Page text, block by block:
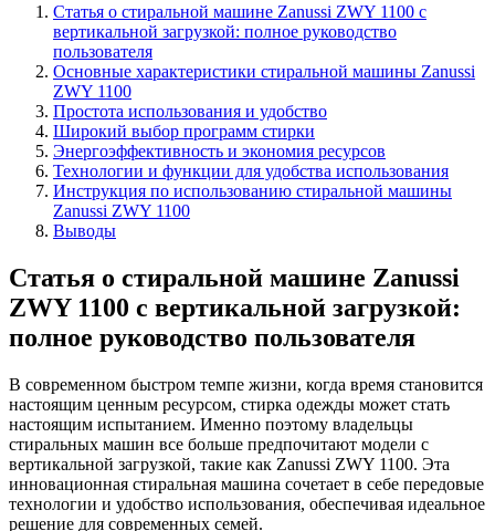
Статья о стиральной машине Zanussi ZWY 1100 с
вертикальной загрузкой: полное руководство
пользователя
Основные характеристики стиральной машины Zanussi
ZWY 1100
Простота использования и удобство
Широкий выбор программ стирки
Энергоэффективность и экономия ресурсов
Технологии и функции для удобства использования
Инструкция по использованию стиральной машины
Zanussi ZWY 1100
Выводы
Статья о стиральной машине Zanussi
ZWY 1100 с вертикальной загрузкой:
полное руководство пользователя
В современном быстром темпе жизни, когда время становится
настоящим ценным ресурсом, стирка одежды может стать
настоящим испытанием. Именно поэтому владельцы
стиральных машин все больше предпочитают модели с
вертикальной загрузкой, такие как Zanussi ZWY 1100. Эта
инновационная стиральная машина сочетает в себе передовые
технологии и удобство использования, обеспечивая идеальное
решение для современных семей.